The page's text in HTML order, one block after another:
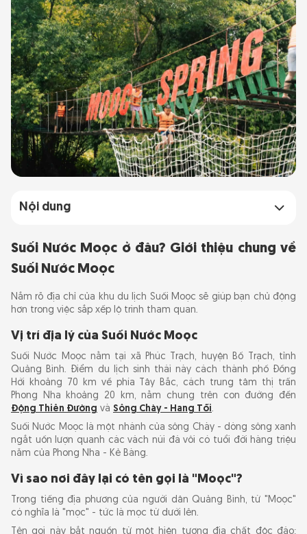
Nội dung
Suối Nước Moọc
Vị trí địa lý của Suối Nước Moọc
Vì sao nơi đây lại có tên gọi là "Moọc"?
Suối Nước Moọc có gì hấp dẫn?
Dòng suối xanh ngọc bích
Nguồn nước mát lạnh quanh năm
Hệ sinh thái rừng nguyên sinh karst độc đáo và
đa dạng
Không gian lý tưởng để "trốn nóng" cho cả gia
đình
Cập nhật giá vé Suối Moọc Quảng Bình 2026
Các hoạt động vui chơi tại Suối Nước Moọc
Suối Nước Moọc ở đâu? Giới thiệu chung về
Suối Nước Moọc
Nắm rõ địa chỉ của khu du lịch Suối Moọc sẽ giúp bạn chủ động
hơn trong việc sắp xếp lộ trình tham quan.
Vị trí địa lý của Suối Nước Moọc
Suối Nước Moọc nằm tại xã Phúc Trạch, huyện Bố Trạch, tỉnh
Quảng Bình. Điểm du lịch sinh thái này cách thành phố Đồng
Hới khoảng 70 km về phía Tây Bắc, cách trung tâm thị trấn
Phong Nha khoảng 20 km, nằm chung trên con đường đến
Động Thiên Đường và Sông Chày - Hang Tối.
Suối Nước Moọc là một nhánh của sông Chày - dòng sông xanh
ngắt uốn lượn quanh các vách núi đá vôi có tuổi đời hàng triệu
năm của Phong Nha - Kẻ Bàng.
Vì sao nơi đây lại có tên gọi là "Moọc"?
Trong tiếng địa phương của người dân Quảng Bình, từ "Moọc"
có nghĩa là "mọc" - tức là mọc từ dưới lên.
Tên gọi này bắt nguồn từ một hiện tượng địa chất độc đáo: